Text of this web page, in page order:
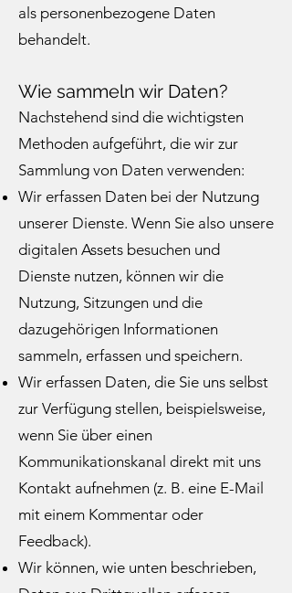
als personenbezogene Daten
behandelt.
Wie sammeln wir Daten?
Nachstehend sind die wichtigsten
Methoden aufgeführt, die wir zur
Sammlung von Daten verwenden:
Wir erfassen Daten bei der Nutzung
unserer Dienste. Wenn Sie also unsere
digitalen Assets besuchen und
Dienste nutzen, können wir die
Nutzung, Sitzungen und die
dazugehörigen Informationen
sammeln, erfassen und speichern.
Wir erfassen Daten, die Sie uns selbst
zur Verfügung stellen, beispielsweise,
wenn Sie über einen
Kommunikationskanal direkt mit uns
Kontakt aufnehmen (z. B. eine E-Mail
mit einem Kommentar oder
Feedback).
Wir können, wie unten beschrieben,